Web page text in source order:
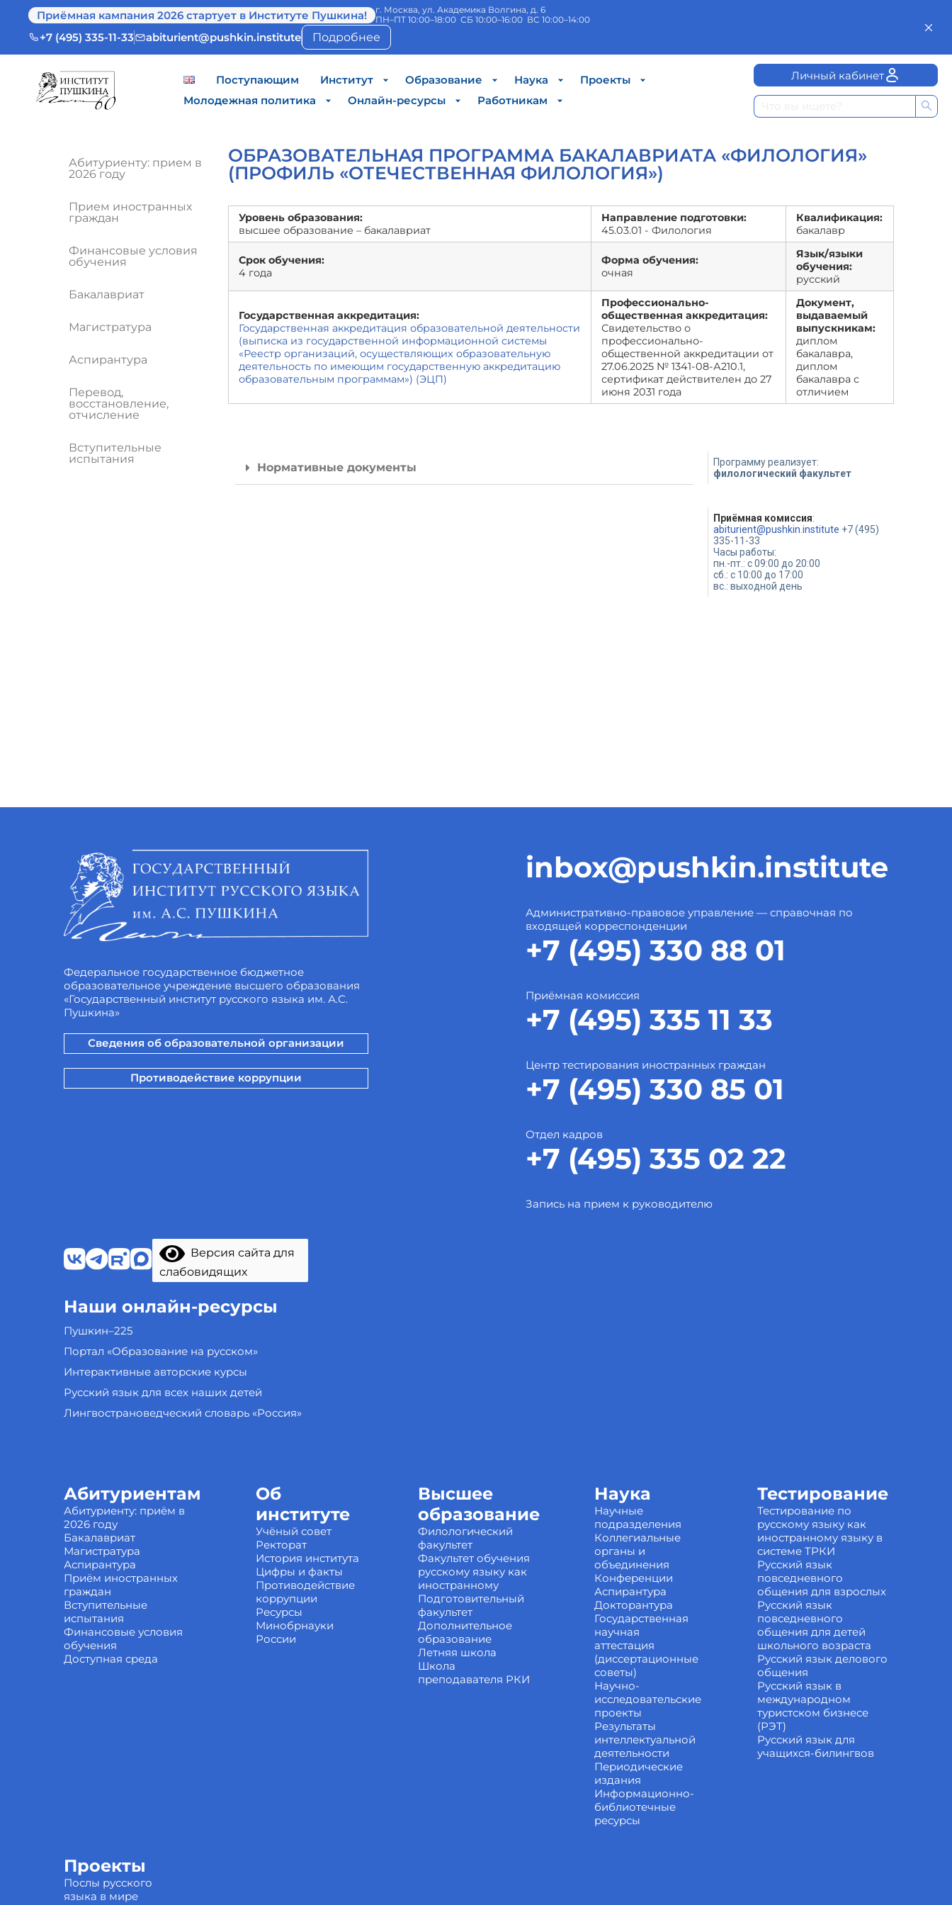
Приёмная кампания 2026 стартует в Институте Пушкина!
г. Москва, ул. Академика Волгина, д. 6
ПН–ПТ 10:00–18:00 СБ 10:00–16:00 ВС 10:00–14:00
+7 (495) 335-11-33 abiturient@pushkin.institute Подробнее
Поступающим Институт Образование Наука
Проекты
Молодежная политика
Онлайн-ресурсы Работникам
Личный кабинет
Абитуриенту: прием в
2026 году
Прием иностранных
граждан
Финансовые условия
обучения
Бакалавриат
Магистратура
Аспирантура
Перевод,
восстановление,
отчисление
Вступительные
испытания
ОБРАЗОВАТЕЛЬНАЯ ПРОГРАММА БАКАЛАВРИАТА «ФИЛОЛОГИЯ»
(ПРОФИЛЬ «ОТЕЧЕСТВЕННАЯ ФИЛОЛОГИЯ»)
Уровень образования:
высшее образование – бакалавриат
Направление подготовки:
45.03.01 - Филология
Квалификация:
бакалавр
Срок обучения:
4 года
Форма обучения:
очная
Язык/языки
обучения:
русский
Государственная аккредитация:
Государственная аккредитация образовательной деятельности
(выписка из государственной информационной системы
«Реестр организаций, осуществляющих образовательную
деятельность по имеющим государственную аккредитацию
образовательным программам») (ЭЦП)
Профессионально-
общественная аккредитация:
Свидетельство о
профессионально-
общественной аккредитации от
27.06.2025 № 1341-08-А210.1,
сертификат действителен до 27
июня 2031 года
Документ,
выдаваемый
выпускникам:
диплом
бакалавра,
диплом
бакалавра с
отличием
Нормативные документы
Программу реализует:
филологический факультет
Приёмная комиссия:
abiturient@pushkin.institute +7 (495)
335-11-33
Часы работы:
пн.-пт.: с 09:00 до 20:00
сб.: с 10:00 до 17:00
вс.: выходной день
Федеральное государственное бюджетное
образовательное учреждение высшего образования
«Государственный институт русского языка им. А.С.
Пушкина»
Сведения об образовательной организации
Противодействие коррупции
inbox@pushkin.institute
Административно-правовое управление — справочная по
входящей корреспонденции
+7 (495) 330 88 01
Приёмная комиссия
+7 (495) 335 11 33
Центр тестирования иностранных граждан
+7 (495) 330 85 01
Отдел кадров
+7 (495) 335 02 22
Запись на прием к руководителю
Версия сайта для
слабовидящих
Наши онлайн-ресурсы
Пушкин–225
Портал «Образование на русском»
Интерактивные авторские курсы
Русский язык для всех наших детей
Лингвострановедческий словарь «Россия»
Абитуриентам
Абитуриенту: приём в
2026 году
Бакалавриат
Магистратура
Аспирантура
Приём иностранных
граждан
Вступительные
испытания
Финансовые условия
обучения
Доступная среда
Об
институте
Учёный совет
Ректорат
История института
Цифры и факты
Противодействие
коррупции
Ресурсы
Минобрнауки
России
Высшее
образование
Филологический
факультет
Факультет обучения
русскому языку как
иностранному
Подготовительный
факультет
Дополнительное
образование
Летняя школа
Школа
преподавателя РКИ
Наука
Научные
подразделения
Коллегиальные
органы и
объединения
Конференции
Аспирантура
Докторантура
Государственная
научная
аттестация
(диссертационные
советы)
Научно-
исследовательские
проекты
Результаты
интеллектуальной
деятельности
Периодические
издания
Информационно-
библиотечные
ресурсы
Тестирование
Тестирование по
русскому языку как
иностранному языку в
системе ТРКИ
Русский язык
повседневного
общения для взрослых
Русский язык
повседневного
общения для детей
школьного возраста
Русский язык делового
общения
Русский язык в
международном
туристском бизнесе
(РЭТ)
Русский язык для
учащихся-билингвов
Проекты
Послы русского
языка в мире